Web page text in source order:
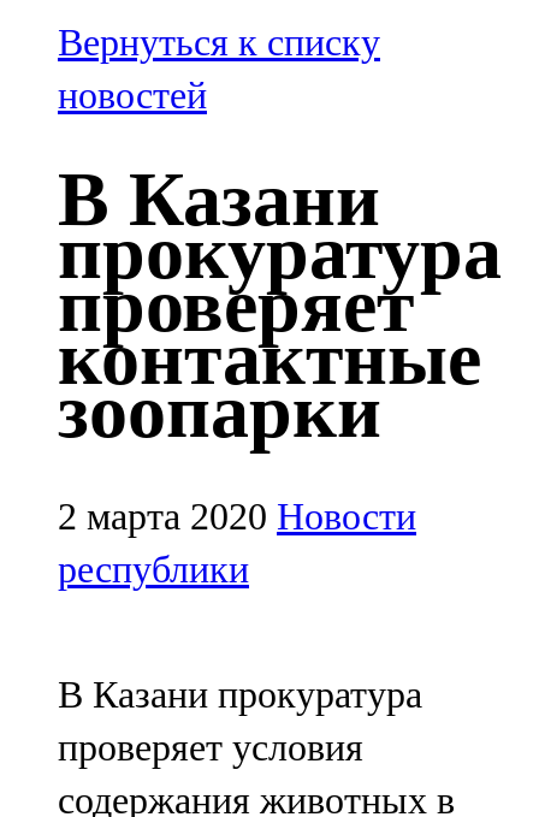
100,3 FM
Зәй
106,6 FM
Кадыбаш
105,2 FM
Казан
91,5 FM
Кайбыч
106,1 FM
Кама тамагы
71,51 FM
Кукмара
Лениногорский
102,1 FM
Вернуться к списку
новостей
В Казани
прокуратура
проверяет
контактные
зоопарки
2 марта 2020 Новости
республики
В Казани прокуратура
проверяет условия
содержания животных в